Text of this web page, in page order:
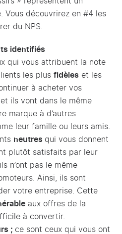
Vous découvrirez en #4 les
du NPS.
identifiés
qui vous attribuent la note
les plus fidèles et les
à acheter vos
ils vont dans le même
marque à d’autres
leur famille ou leurs amis.
neutres qui vous donnent
plutôt satisfaits par leur
n’ont pas le même
Ainsi, ils sont
votre entreprise. Cette
aux offres de la
à convertir.
; ce sont ceux qui vous ont